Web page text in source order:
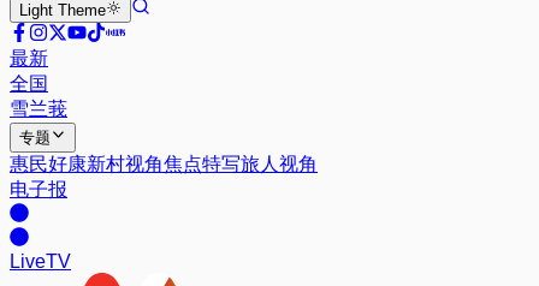
Light Theme
最新
全国
雪兰莪
专题
惠民好康新村视角焦点特写旅人视角
电子报
LiveTV